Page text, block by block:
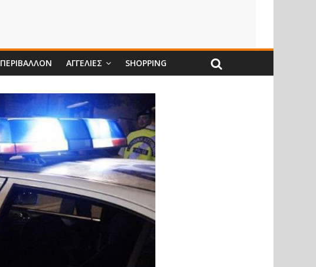
ΠΕΡΙΒΆΛΛΟΝ ΑΓΓΕΛΊΕΣ SHOPPING